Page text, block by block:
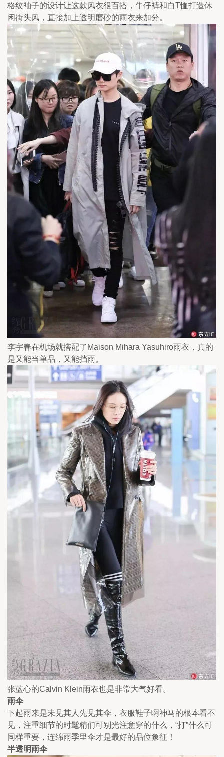
格纹袖子的设计让这款风衣很百搭，牛仔裤和白T恤打造休
闲街头风，直接加上透明磨砂的雨衣来加分。
李宇春在机场就搭配了Maison Mihara Yasuhiro雨衣，真的
是又能当单品，又能挡雨。
张蓝心的Calvin Klein雨衣也是非常大气好看。
雨伞
下起雨来是未见其人先见其伞，衣服鞋子啊神马的根本看不
见，注重细节的时髦精们可别光注意穿的什么，“打”什么可
同样重要，连绵雨季里伞才是最好的品位象征！
半透明雨伞